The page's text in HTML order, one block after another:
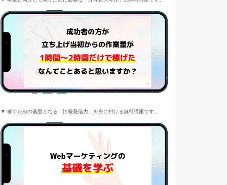
▼ 稼ぐための基盤となる「情報発信力」を身に付ける無料講座です。